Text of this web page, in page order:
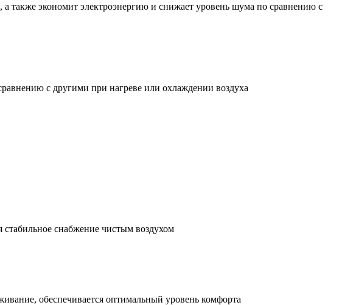
также экономит электроэнергию и снижает уровень шума по сравнению с
с другими при нагреве или охлаждении воздуха
стабильное снабжение чистым воздухом
обеспечивается оптимальный уровень комфорта